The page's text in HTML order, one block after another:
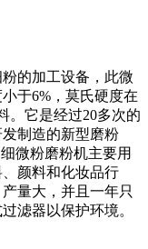
的加工设备，此微
于6%，莫氏硬度在
。它是经过20多次的
制造的新型磨粉
微粉磨粉机主要用
颜料和化妆品行
量大，并且一年只
滤器以保护环境。